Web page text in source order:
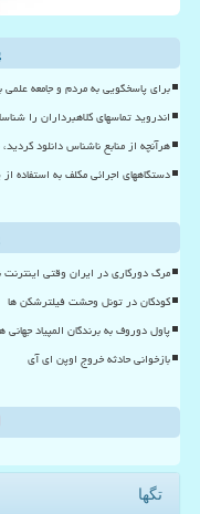
برای پاسخگویی به مردم و جامعه علمی
اندروید تماسهای کلاهبرداران را
هرآنچه از منابع ناشناس دانلود
دستگاههای اجرائی مکلف به استفاده
مرگ دورکاری در ایران وقتی اینترنت
کودکان در تونل وحشت فیلترشکن ها
پاول دوروف به برندگان المپیاد
بازخوانی حادثه خروج اوپن ای آی
تگها